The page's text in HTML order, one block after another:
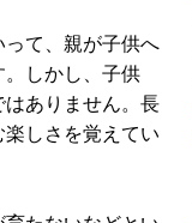
て、親が子供へ
しかし、子供
ありません。長
しさを覚えてい